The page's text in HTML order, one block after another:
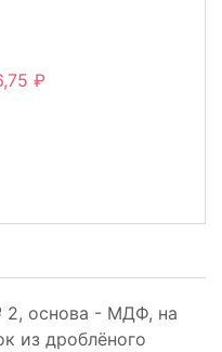
основа - МДФ, на
из дроблёного